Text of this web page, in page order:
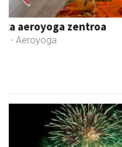
Zabala bitxitegia
Andoain - Bitxitegiak
Previous